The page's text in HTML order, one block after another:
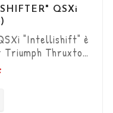
QSXi
"Intellishift" è
Thruxton
le marce
Kit "Plug
originali.
di tipo "Standard e